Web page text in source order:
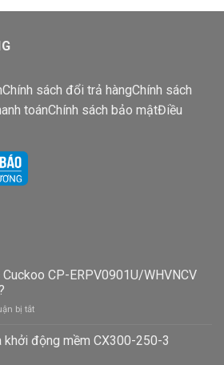
Chính sách đổi trả hàngChính sách
toánChính sách bảo mậtĐiều
CP-ERPV0901U/WHVNCV
bị tắtở
lọc
nước
khởi động mềm CX300-250-3